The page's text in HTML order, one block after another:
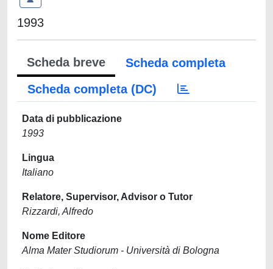
1993
Scheda breve
Scheda completa
Scheda completa (DC)
Data di pubblicazione
1993
Lingua
Italiano
Relatore, Supervisor, Advisor o Tutor
Rizzardi, Alfredo
Nome Editore
Alma Mater Studiorum - Università di Bologna